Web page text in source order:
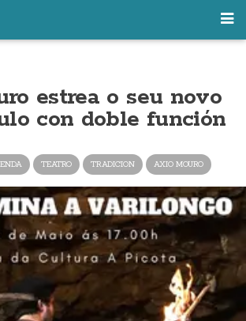
estrea o seu novo
con doble función
TEATRO TRADICION AXIO MOURO